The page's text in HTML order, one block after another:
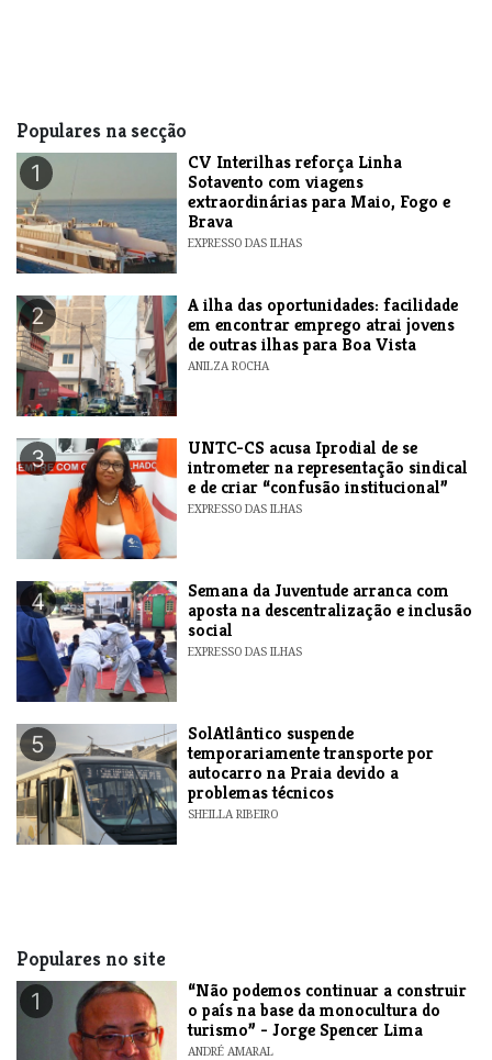
Populares na secção
1
​CV Interilhas reforça Linha
Sotavento com viagens
extraordinárias para Maio, Fogo e
Brava
EXPRESSO DAS ILHAS
2
A ilha das oportunidades: facilidade
em encontrar emprego atrai jovens
de outras ilhas para Boa Vista
ANILZA ROCHA
3
UNTC-CS acusa Iprodial de se
intrometer na representação sindical
e de criar “confusão institucional”
EXPRESSO DAS ILHAS
4
Semana da Juventude arranca com
aposta na descentralização e inclusão
social
EXPRESSO DAS ILHAS
5
SolAtlântico suspende
temporariamente transporte por
autocarro na Praia devido a
problemas técnicos
SHEILLA RIBEIRO
Populares no site
1
“Não podemos continuar a construir
o país na base da monocultura do
turismo” - Jorge Spencer Lima
ANDRÉ AMARAL